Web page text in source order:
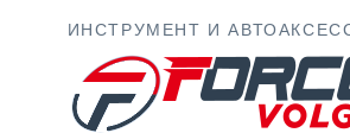
ИНСТРУМЕНТ И